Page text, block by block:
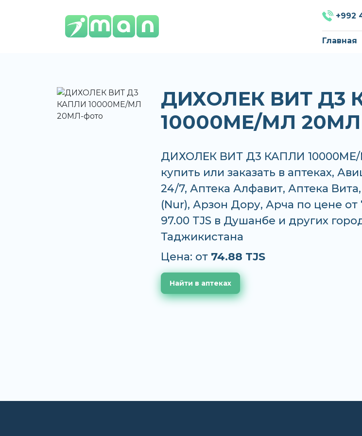
+992
Главная
ДИХОЛЕК ВИТ Д3
10000МЕ/МЛ 20МЛ
ДИХОЛЕК ВИТ Д3 КАПЛИ
купить или заказать в аптеках,
24/7, Аптека Алфавит, Аптека
(Nur), Арзон Дору, Арча по цене от
97.00 TJS в Душанбе и других
Таджикистана
Цена: от 74.88 TJS
Найти в аптеках